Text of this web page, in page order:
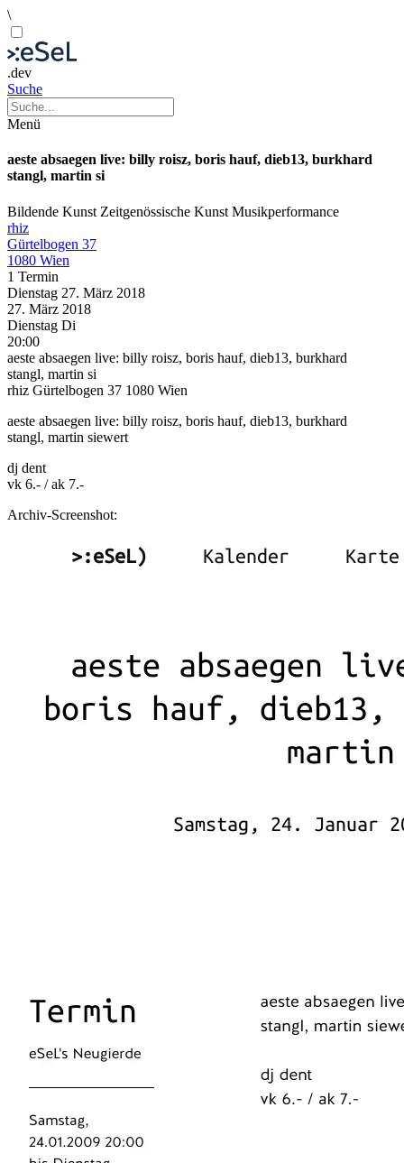
\
.dev
Suche
Menü
aeste absaegen live: billy roisz, boris hauf, dieb13, burkhard
stangl, martin si
Bildende Kunst Zeitgenössische Kunst Musikperformance
rhiz
Gürtelbogen 37
1080 Wien
1 Termin
Dienstag 27. März 2018
27. März 2018
Dienstag Di
20:00
aeste absaegen live: billy roisz, boris hauf, dieb13, burkhard
stangl, martin si
rhiz Gürtelbogen 37 1080 Wien
aeste absaegen live: billy roisz, boris hauf, dieb13, burkhard
stangl, martin siewert
dj dent
vk 6.- / ak 7.-
Archiv-Screenshot: